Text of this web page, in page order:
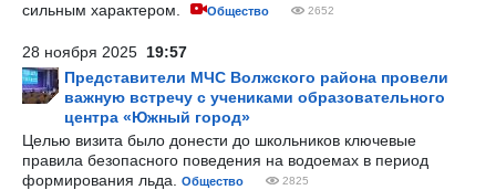
сильным характером.
Общество 2652
28 ноября 2025 19:57
Представители МЧС Волжского района провели
важную встречу с учениками образовательного
центра «Южный город»
Целью визита было донести до школьников ключевые
правила безопасного поведения на водоемах в период
формирования льда.
Общество 2825